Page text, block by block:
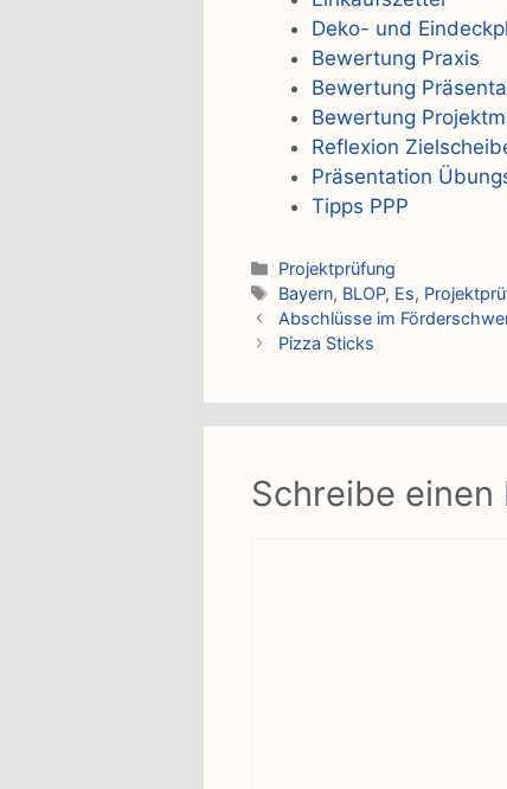
Deko- und
Bewertung Praxis
Bewertung
Bewertung
Reflexion
Präsentation
Tipps PPP
Kategorien
Projektprüfung
Schlagwörter
Bayern, BLOP, Es,
Abschlüsse im
Pizza Sticks
Schreibe einen